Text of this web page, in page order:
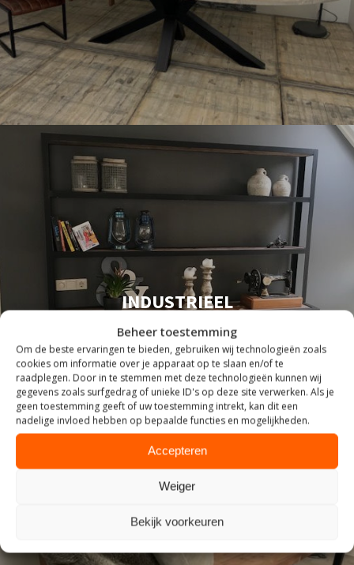
Beheer toestemming
Om de beste ervaringen te bieden, gebruiken wij technologieën zoals
cookies om informatie over je apparaat op te slaan en/of te
raadplegen. Door in te stemmen met deze technologieën kunnen wij
gegevens zoals surfgedrag of unieke ID's op deze site verwerken. Als je
geen toestemming geeft of uw toestemming intrekt, kan dit een
nadelige invloed hebben op bepaalde functies en mogelijkheden.
Accepteren
Weiger
Bekijk voorkeuren
INDUSTRIEEL